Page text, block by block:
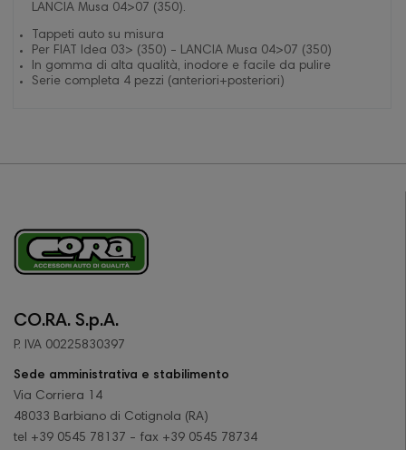
LANCIA Musa 04>07 (350).
Tappeti auto su misura
Per FIAT Idea 03> (350) - LANCIA Musa 04>07 (350)
In gomma di alta qualità, inodore e facile da pulire
Serie completa 4 pezzi (anteriori+posteriori)
CO.RA. S.p.A.
P. IVA 00225830397
Sede amministrativa e stabilimento
Via Corriera 14
48033 Barbiano di Cotignola (RA)
tel +39 0545 78137 - fax +39 0545 78734